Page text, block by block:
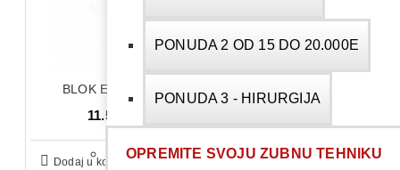
PONUDA 2 OD 15 DO 20.000E
PONUDA 3 - HIRURGIJA
OPREMITE SVOJU ZUBNU TEHNIKU
BLOK EMPRESS MULTI
11.597,00 RSD
Dodaj u korpu